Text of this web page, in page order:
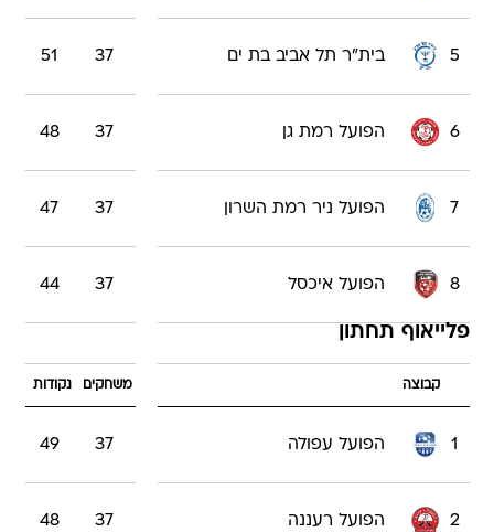
5 בית"ר תל אביב בת ים 37
51
6 הפועל רמת גן 37
48
7 הפועל ניר רמת השרון 37
47
8 הפועל איכסל 37
44
פלייאוף תחתון
קבוצה משחקים נקודות
1 הפועל עפולה 37
49
2 הפועל רעננה 37
48